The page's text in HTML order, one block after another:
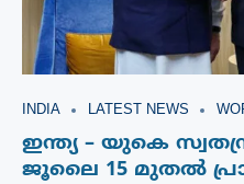
INDIA LATEST NEWS
ഇന്ത്യ – യുകെ
ജൂലൈ 15 മുതൽ